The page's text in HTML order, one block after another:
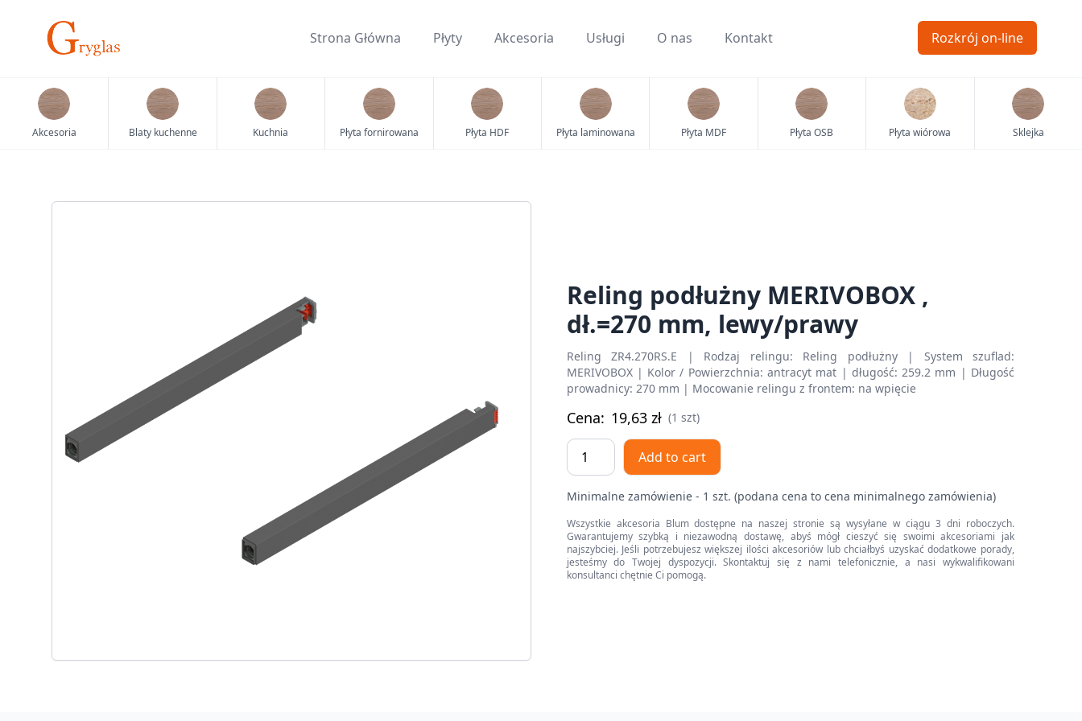
Strona Główna Płyty Akcesoria Usługi O nas Kontakt Rozkrój on-line
Akcesoria Blaty kuchenne Kuchnia Płyta fornirowana Płyta HDF Płyta laminowana Płyta MDF Płyta OSB Płyta wiórowa Sklejka
Reling podłużny MERIVOBOX ,
dł.=270 mm, lewy/prawy
Reling ZR4.270RS.E | Rodzaj relingu: Reling podłużny | System szuflad:
MERIVOBOX | Kolor / Powierzchnia: antracyt mat | długość: 259.2 mm | Długość
prowadnicy: 270 mm | Mocowanie relingu z frontem: na wpięcie
Cena: 19,63 zł (1 szt)
Reling
podłużny
,
dł.=270
mm,
lewy/prawy
quantity
Add to cart
Minimalne zamówienie - 1 szt. (podana cena to cena minimalnego zamówienia)
Wszystkie akcesoria Blum dostępne na naszej stronie są wysyłane w ciągu 3 dni roboczych.
Gwarantujemy szybką i niezawodną dostawę, abyś mógł cieszyć się swoimi akcesoriami jak
najszybciej. Jeśli potrzebujesz większej ilości akcesoriów lub chciałbyś uzyskać dodatkowe porady,
jesteśmy do Twojej dyspozycji. Skontaktuj się z nami telefonicznie, a nasi wykwalifikowani
konsultanci chętnie Ci pomogą.